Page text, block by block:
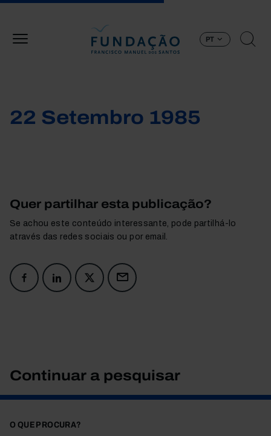
PT
22 Setembro 1985
Quer partilhar esta publicação?
Se achou este conteúdo interessante, pode partilhá-lo
através das redes sociais ou por email.
Continuar a pesquisar
O QUE PROCURA?